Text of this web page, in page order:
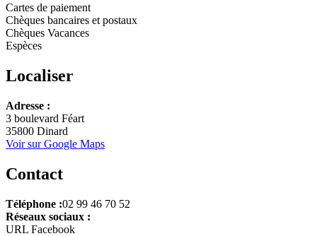
Cartes de paiement
Chèques bancaires et postaux
Chèques Vacances
Espèces
Localiser
+
−
Adresse :
3 boulevard Féart
35800 Dinard
Voir sur Google Maps
Contact
Téléphone :02 99 46 70 52
Réseaux sociaux :
URL Facebook